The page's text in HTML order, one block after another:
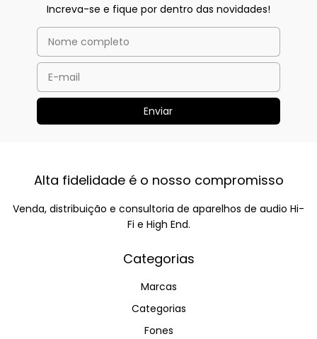
Increva-se e fique por dentro das novidades!
Alta fidelidade é o nosso compromisso
Venda, distribuição e consultoria de aparelhos de audio Hi-
Fi e High End.
Categorias
Marcas
Categorias
Fones